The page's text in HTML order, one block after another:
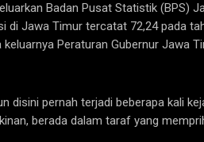
Badan Pusat Statistik (BPS)
Jawa Timur tercatat 72,24 pada
Peraturan Gubernur Jawa
disini pernah terjadi beberapa kali
berada dalam taraf yang